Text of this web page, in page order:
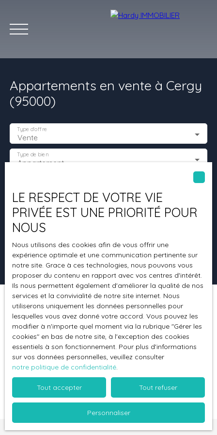
Accueil Les villes qu'on aime
Appartements en vente à Cergy
(95000)
Vente
Type d'offre
Appartement
Type de bien
Budget max (€)
Surface min (m²)
Rechercher
Pertinence
Trier par Créer une alerte
Aucun résultat
LE RESPECT DE VOTRE VIE
PRIVÉE EST UNE PRIORITÉ POUR
NOUS
Nous utilisons des cookies afin de vous offrir une
expérience optimale et une communication pertinente sur
notre site. Grace à ces technologies, nous pouvons vous
proposer du contenu en rapport avec vos centres d'intérêt.
Ils nous permettent également d'améliorer la qualité de nos
services et la convivialité de notre site internet. Nous
utiliserons uniquement les données personnelles pour
lesquelles vous avez donné votre accord. Vous pouvez les
modifier à n'importe quel moment via la rubrique ″Gérer les
cookies″ en bas de notre site, à l'exception des cookies
essentiels à son fonctionnement. Pour plus d'informations
sur vos données personnelles, veuillez consulter
notre politique de confidentialité.
Tout accepter Tout refuser
Personnaliser